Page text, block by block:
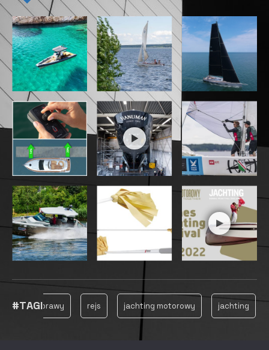
C
laes Eliasson, kierownik sprzedaży w
Bavaria Båt Norge As, i jego zespół
rozpoczęli pracę nad jachtem Bavaria
C38 właśnie z myślą o optymalizacji
żagli przy minimalnych adaptacjach.
Celem było zachowanie prostoty i pokazanie, co
można zrobić przy niewielkich modyfikacjach,
jednocześnie zachowując prawdziwą istotę łodzi i
ciesząc się zmaksymalizowanymi osiągami. Widok
też jest wspaniały! Bavarię C38 Sport będzie można
zobaczyć na Skagen Race (25 maja) i
Færderseilasen (10 czerwca) – podczas dwóch
największych regat w krajach nordyckich w tym
roku!
Fot. arch.
Cały materiał przeczytasz w “Jachtingu” 3-
4/2022
TAGS JACHTY PREMIERA JACHTU SUPER JACHTY